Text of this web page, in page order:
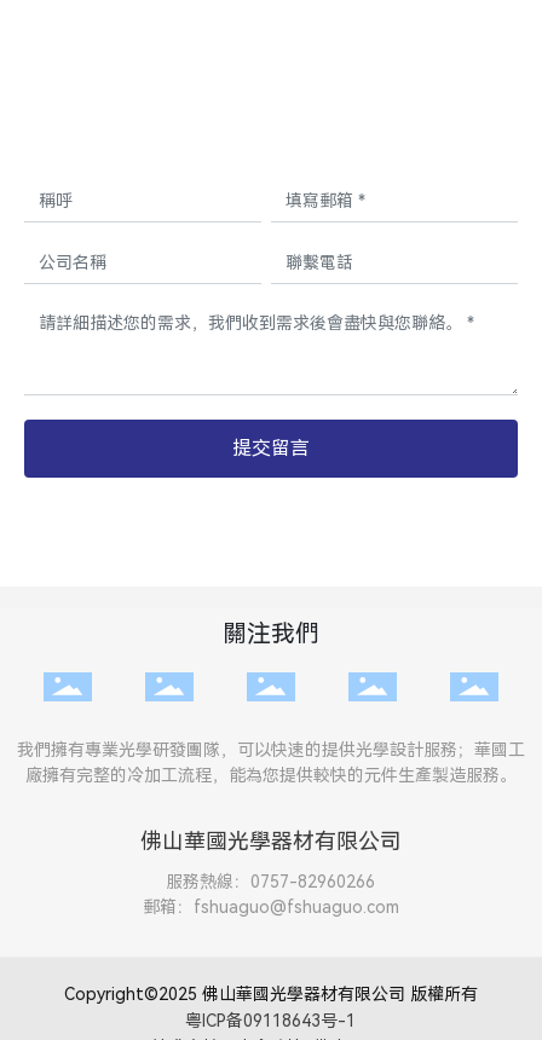
提交留言
關注我們
我們擁有專業光學研發團隊，可以快速的提供光學設計服務；華國工
廠擁有完整的冷加工流程，能為您提供較快的元件生產製造服務。
佛山華國光學器材有限公司
服務熱線： 0757-82960266
郵箱： fshuaguo@fshuaguo.com
Copyright©2025 佛山華國光學器材有限公司 版權所有
粤ICP备09118643号-1